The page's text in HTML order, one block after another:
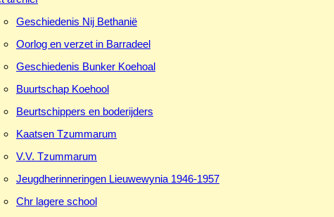
Geschiedenis Nij Bethanië
Oorlog en verzet in Barradeel
Geschiedenis Bunker Koehoal
Buurtschap Koehool
Beurtschippers en boderijders
Kaatsen Tzummarum
V.V. Tzummarum
Jeugdherinneringen Lieuwewynia 1946-1957
Chr lagere school